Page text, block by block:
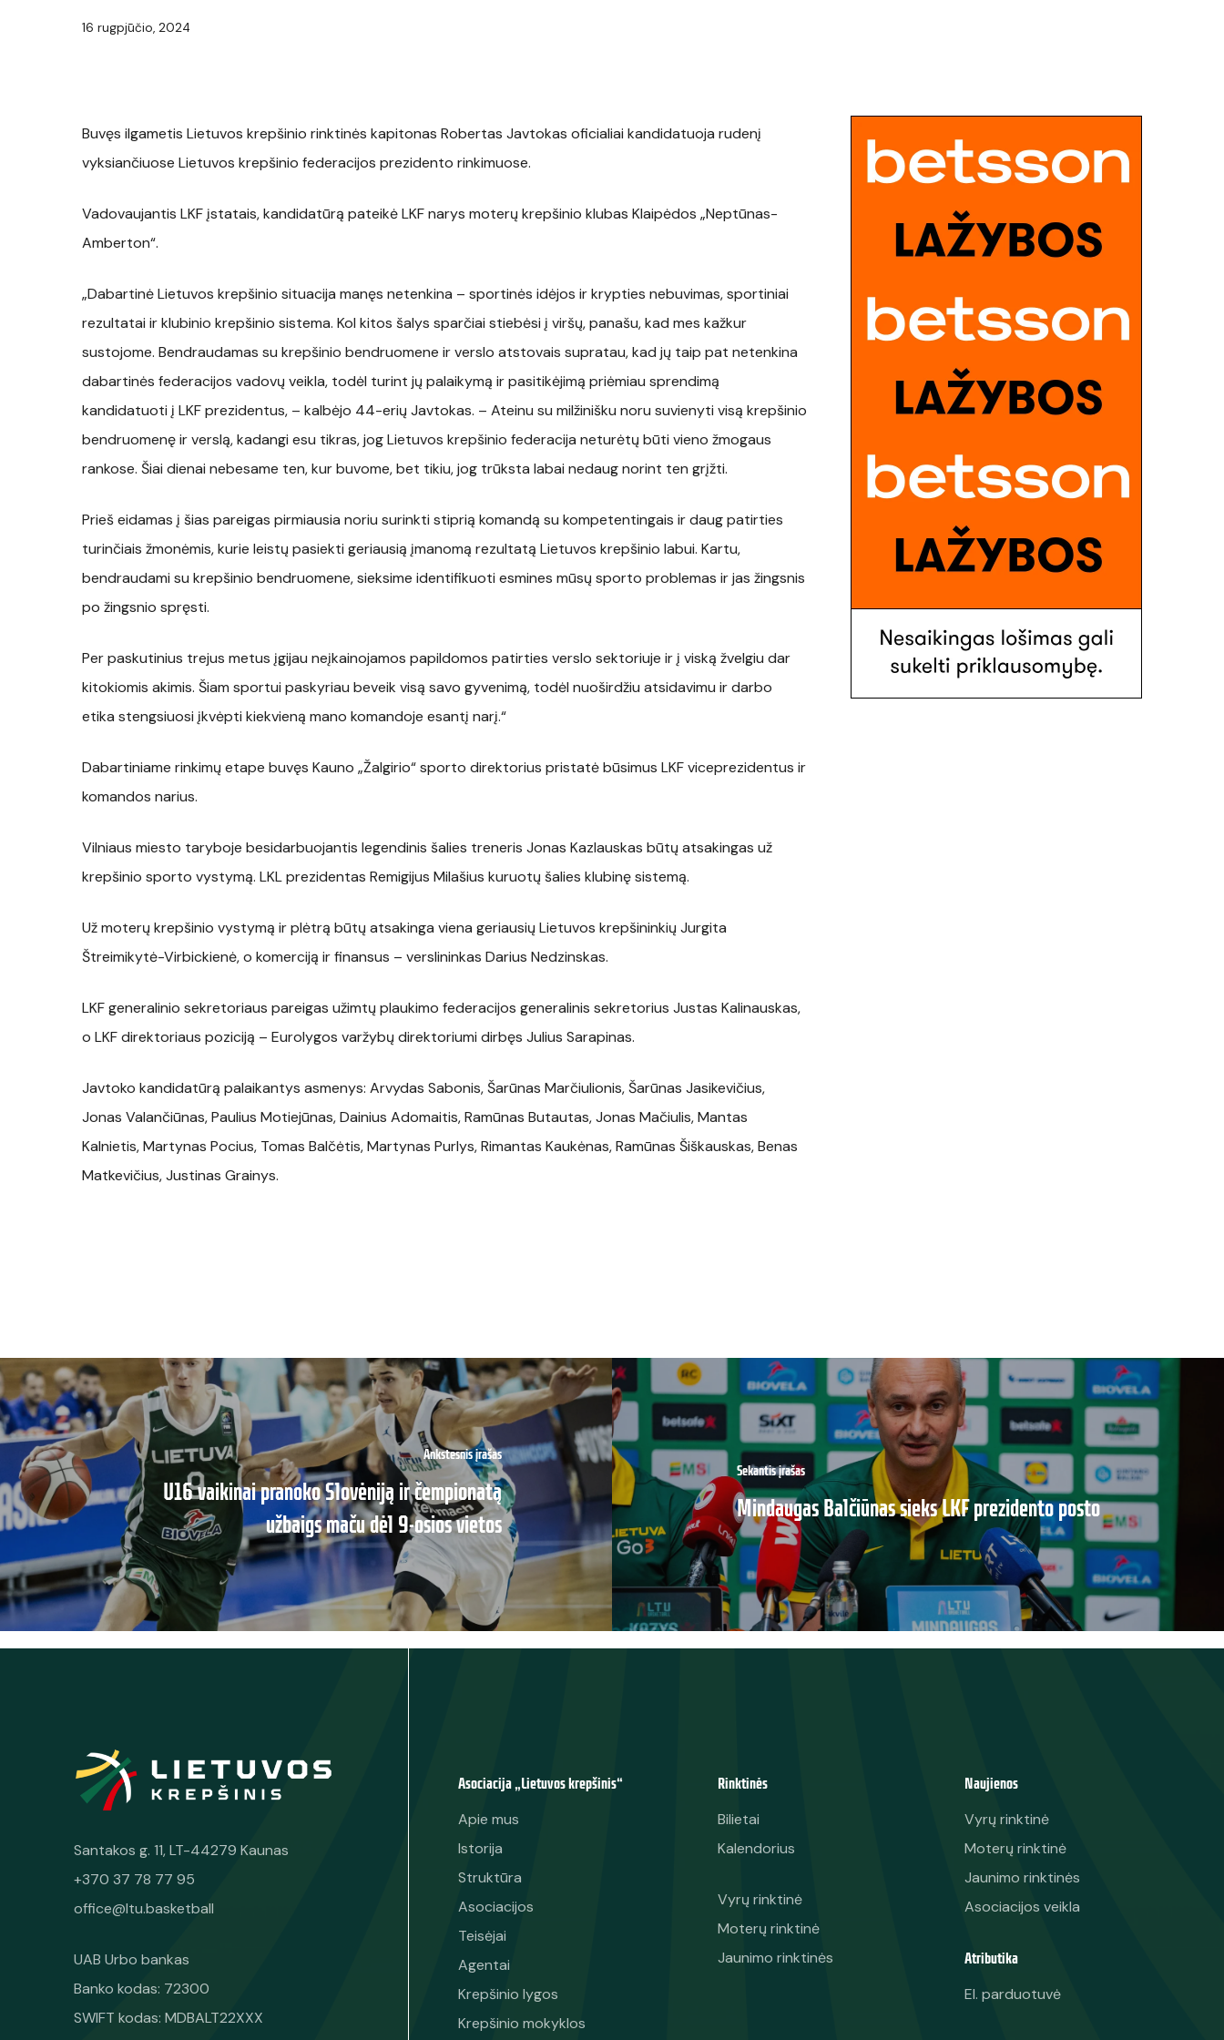
16 rugpjūčio, 2024
Buvęs ilgametis Lietuvos krepšinio rinktinės kapitonas Robertas Javtokas oficialiai kandidatuoja rudenį
vyksiančiuose Lietuvos krepšinio federacijos prezidento rinkimuose.
Vadovaujantis LKF įstatais, kandidatūrą pateikė LKF narys moterų krepšinio klubas Klaipėdos „Neptūnas-
Amberton“.
„Dabartinė Lietuvos krepšinio situacija manęs netenkina – sportinės idėjos ir krypties nebuvimas, sportiniai
rezultatai ir klubinio krepšinio sistema. Kol kitos šalys sparčiai stiebėsi į viršų, panašu, kad mes kažkur
sustojome. Bendraudamas su krepšinio bendruomene ir verslo atstovais supratau, kad jų taip pat netenkina
dabartinės federacijos vadovų veikla, todėl turint jų palaikymą ir pasitikėjimą priėmiau sprendimą
kandidatuoti į LKF prezidentus, – kalbėjo 44-erių Javtokas. – Ateinu su milžinišku noru suvienyti visą krepšinio
bendruomenę ir verslą, kadangi esu tikras, jog Lietuvos krepšinio federacija neturėtų būti vieno žmogaus
rankose. Šiai dienai nebesame ten, kur buvome, bet tikiu, jog trūksta labai nedaug norint ten grįžti.
Prieš eidamas į šias pareigas pirmiausia noriu surinkti stiprią komandą su kompetentingais ir daug patirties
turinčiais žmonėmis, kurie leistų pasiekti geriausią įmanomą rezultatą Lietuvos krepšinio labui. Kartu,
bendraudami su krepšinio bendruomene, sieksime identifikuoti esmines mūsų sporto problemas ir jas žingsnis
po žingsnio spręsti.
Per paskutinius trejus metus įgijau neįkainojamos papildomos patirties verslo sektoriuje ir į viską žvelgiu dar
kitokiomis akimis. Šiam sportui paskyriau beveik visą savo gyvenimą, todėl nuoširdžiu atsidavimu ir darbo
etika stengsiuosi įkvėpti kiekvieną mano komandoje esantį narį.“
Dabartiniame rinkimų etape buvęs Kauno „Žalgirio“ sporto direktorius pristatė būsimus LKF viceprezidentus ir
komandos narius.
Vilniaus miesto taryboje besidarbuojantis legendinis šalies treneris Jonas Kazlauskas būtų atsakingas už
krepšinio sporto vystymą. LKL prezidentas Remigijus Milašius kuruotų šalies klubinę sistemą.
Už moterų krepšinio vystymą ir plėtrą būtų atsakinga viena geriausių Lietuvos krepšininkių Jurgita
Štreimikytė-Virbickienė, o komerciją ir finansus – verslininkas Darius Nedzinskas.
LKF generalinio sekretoriaus pareigas užimtų plaukimo federacijos generalinis sekretorius Justas Kalinauskas,
o LKF direktoriaus poziciją – Eurolygos varžybų direktoriumi dirbęs Julius Sarapinas.
Javtoko kandidatūrą palaikantys asmenys: Arvydas Sabonis, Šarūnas Marčiulionis, Šarūnas Jasikevičius,
Jonas Valančiūnas, Paulius Motiejūnas, Dainius Adomaitis, Ramūnas Butautas, Jonas Mačiulis, Mantas
Kalnietis, Martynas Pocius, Tomas Balčėtis, Martynas Purlys, Rimantas Kaukėnas, Ramūnas Šiškauskas, Benas
Matkevičius, Justinas Grainys.
Ankstesnis įrašas
U16 vaikinai pranoko Slovėniją ir čempionatą
užbaigs maču dėl 9-osios vietos
Sekantis įrašas
Mindaugas Balčiūnas sieks LKF prezidento posto
Santakos g. 11, LT-44279 Kaunas
+370 37 78 77 95
office@ltu.basketball
UAB Urbo bankas
Banko kodas: 72300
SWIFT kodas: MDBALT22XXX
Asociacija „Lietuvos krepšinis“
Apie mus
Istorija
Struktūra
Asociacijos
Teisėjai
Agentai
Krepšinio lygos
Krepšinio mokyklos
Rinktinės
Bilietai
Kalendorius
Vyrų rinktinė
Moterų rinktinė
Jaunimo rinktinės
Naujienos
Vyrų rinktinė
Moterų rinktinė
Jaunimo rinktinės
Asociacijos veikla
Atributika
El. parduotuvė